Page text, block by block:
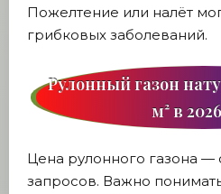
Пожелтение или налёт
грибковых заболеваний.
Рулонный газон
м² в
Цена рулонного газона —
запросов. Важно